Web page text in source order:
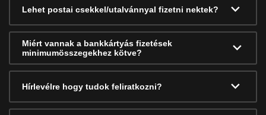
Lehet postai csekkel/utalvánnyal fizetni nektek?
Miért vannak a bankkártyás fizetések
minimumösszegekhez kötve?
Hírlevélre hogy tudok feliratkozni?